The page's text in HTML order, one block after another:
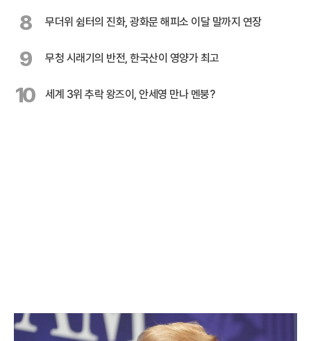
8 무더위 쉼터의 진화, 광화문 해피소 이달 말까지 연장
9 무청 시래기의 반전, 한국산이 영양가 최고
10 세계 3위 추락 왕즈이, 안세영 만나 멘붕?